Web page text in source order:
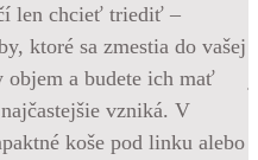
len chcieť triediť –
ktoré sa zmestia do vašej
objem a budete ich mať
vzniká. V
koše pod linku alebo